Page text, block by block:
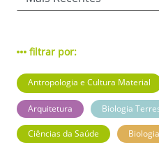
filtrar por:
Antropologia e Cultura Material
Arquitetura Biologia
Ciências da Saúde